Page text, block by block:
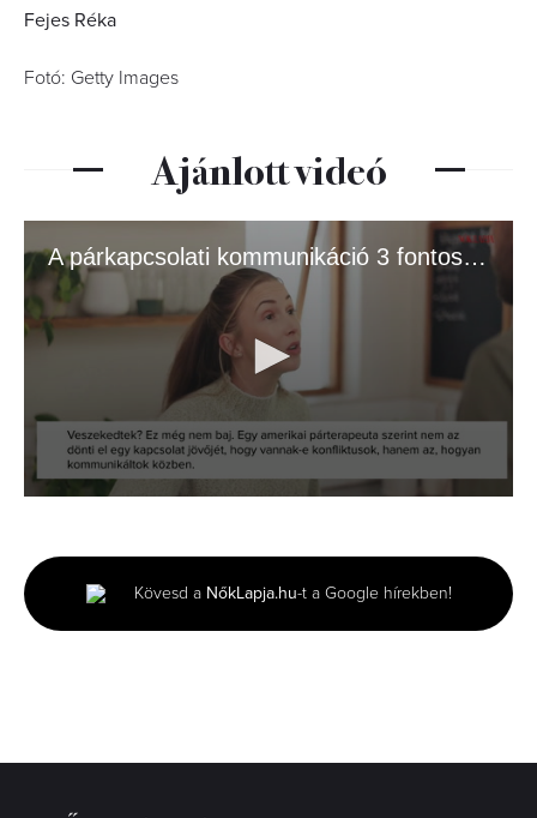
Fejes Réka
Fotó: Getty Images
Ajánlott videó
A párkapcsolati kommunikáció 3 fontos szintje
minutes,
6
seconds
Kövesd a NőkLapja.hu-t a Google hírekben!